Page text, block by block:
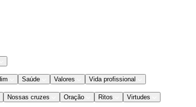
Saúde Valores Vida profissional
Nossas cruzes Oração Ritos Virtudes